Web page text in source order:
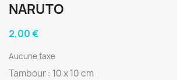
NARUTO
2,00 €
Aucune taxe
Tambour : 10 x 10 cm